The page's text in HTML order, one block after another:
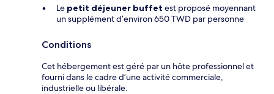
Le petit déjeuner buffet est proposé moyennant
un supplément d’environ 650 TWD par personne
Conditions
Cet hébergement est géré par un hôte professionnel et
fourni dans le cadre d’une activité commerciale,
industrielle ou libérale.